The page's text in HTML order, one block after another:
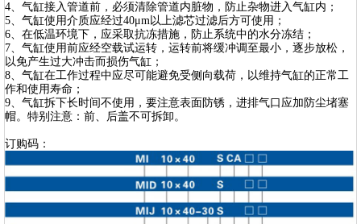
4、气缸接入管道前，必须清除管道内脏物，防止杂物进入气缸内；
5、气缸使用介质应经过40μm以上滤芯过滤后方可使用；
6、在低温环境下，应采取抗冻措施，防止系统中的水分冻结；
7、气缸使用前应经空载试运转，运转前将缓冲调至最小，逐步放松，
以免产生过大冲击而损伤气缸；
8、气缸在工作过程中应尽可能避免受侧向载荷，以维持气缸的正常工
作和使用寿命；
9、气缸拆下长时间不使用，要注意表面防锈，进排气口应加防尘堵塞
帽。特别注意：前、后盖不可拆卸。
订购码：